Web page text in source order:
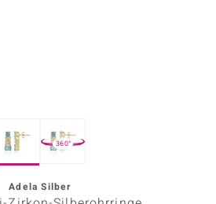
360°
Adela Silber